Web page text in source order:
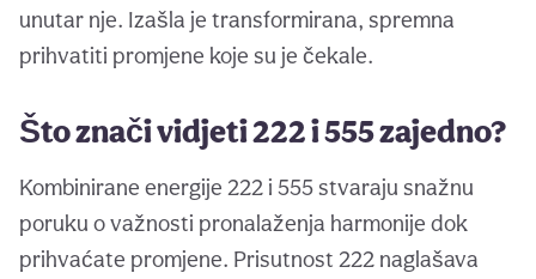
unutar nje. Izašla je transformirana, spremna
prihvatiti promjene koje su je čekale.
Što znači vidjeti 222 i 555 zajedno?
Kombinirane energije 222 i 555 stvaraju snažnu
poruku o važnosti pronalaženja harmonije dok
prihvaćate promjene. Prisutnost 222 naglašava